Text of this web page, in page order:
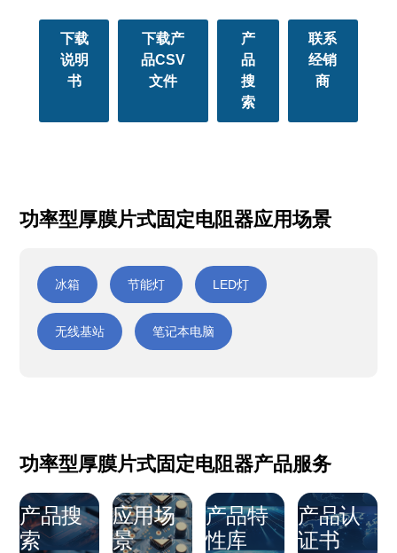
下载
说明
书
下载产
品CSV
文件
产
品
搜
索
联系
经销
商
功率型厚膜片式固定电阻器应用场景
冰箱 节能灯 LED灯
无线基站 笔记本电脑
功率型厚膜片式固定电阻器产品服务
产品搜
索
应用场
景
产品特
性库
产品认
证书